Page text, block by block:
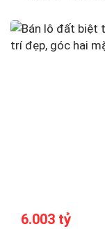
6.003 tỷ